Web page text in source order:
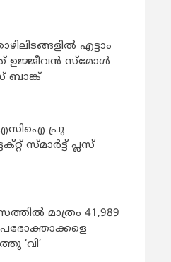
എട്ടാം
ഉജ്ജീവൻ സ്മോൾ
ബാങ്ക്
പ്രു
സ്മാർട്ട് പ്ലസ്
മാത്രം 41,989
‘വി’